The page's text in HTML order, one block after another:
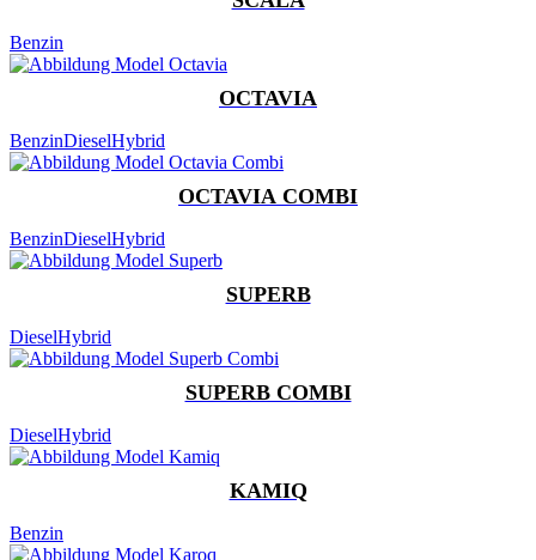
Benzin
OCTAVIA
BenzinDieselHybrid
OCTAVIA COMBI
BenzinDieselHybrid
SUPERB
DieselHybrid
SUPERB COMBI
DieselHybrid
KAMIQ
Benzin